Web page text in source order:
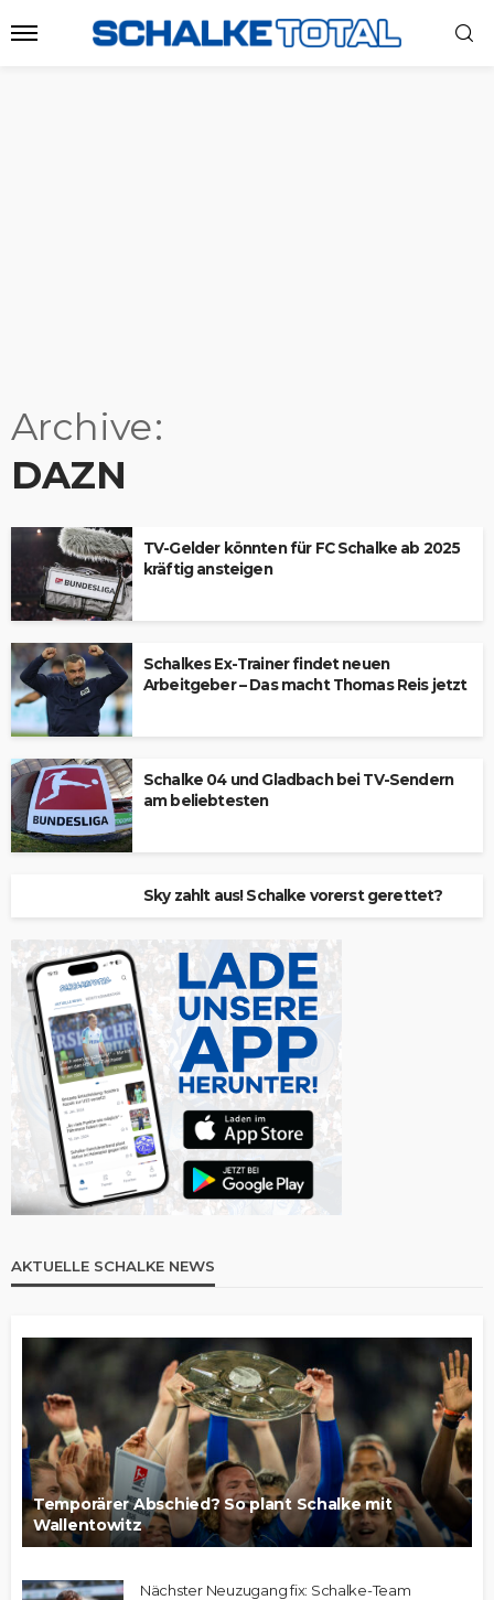
Archive
DAZN
TV-Gelder könnten für FC Schalke ab 2025
kräftig ansteigen
Schalkes Ex-Trainer findet neuen
Arbeitgeber – Das macht Thomas Reis jetzt
Schalke 04 und Gladbach bei TV-Sendern
am beliebtesten
Sky zahlt aus! Schalke vorerst gerettet?
AKTUELLE SCHALKE NEWS
Temporärer Abschied? So plant Schalke mit
Wallentowitz
Nächster Neuzugang fix: Schalke-Team